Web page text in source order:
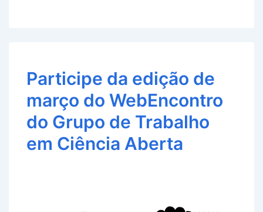
Participe da edição de
março do WebEncontro
do Grupo de Trabalho
em Ciência Aberta